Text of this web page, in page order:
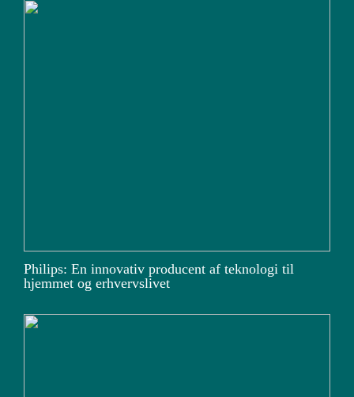
Philips: En innovativ producent af teknologi til
hjemmet og erhvervslivet